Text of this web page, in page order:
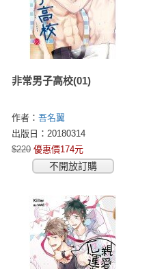
非常男子高校(01)
作者： 吾名翼
出版日：20180314
$220 優惠價174元
不開放訂購